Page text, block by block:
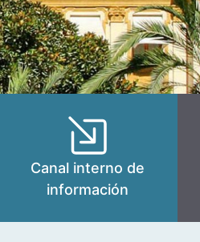
Canal interno de
información